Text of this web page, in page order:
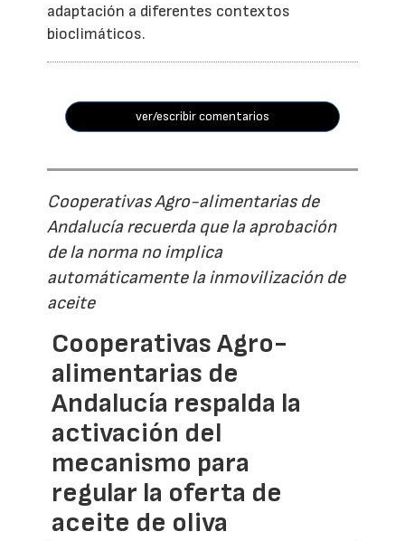
adaptación a diferentes contextos
bioclimáticos.
ver/escribir comentarios
Cooperativas Agro-alimentarias de
Andalucía recuerda que la aprobación
de la norma no implica
automáticamente la inmovilización de
aceite
Cooperativas Agro-
alimentarias de
Andalucía respalda la
activación del
mecanismo para
regular la oferta de
aceite de oliva